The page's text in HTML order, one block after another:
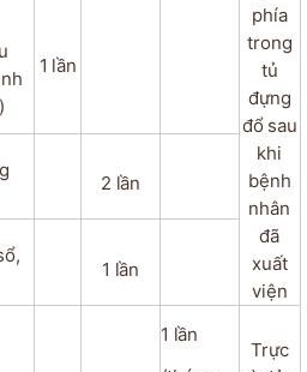
phía
trong
tủ
đựng
đổ sau
khi
bệnh
nhân
đã
xuất
viện
1 lần
2 lần
1 lần
1 lần
Trực